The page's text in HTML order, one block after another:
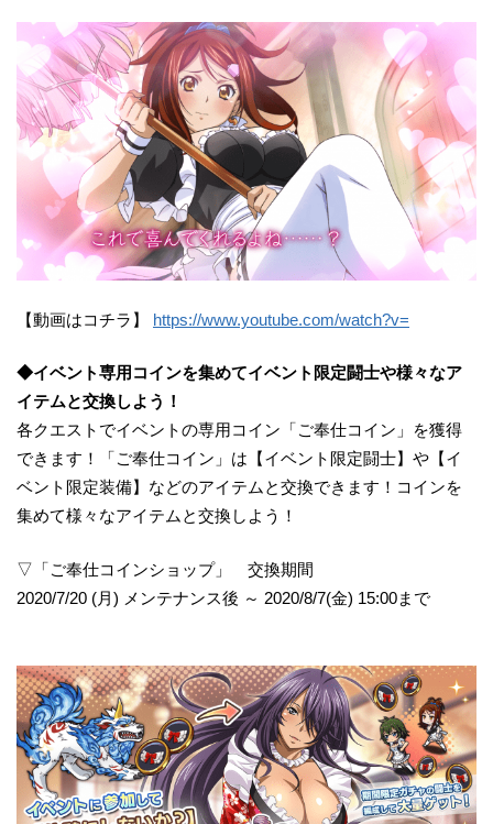
【動画はコチラ】 https://www.youtube.com/watch?v=
◆イベント専用コインを集めてイベント限定闘士や様々なア
イテムと交換しよう！
各クエストでイベントの専用コイン「ご奉仕コイン」を獲得
できます！「ご奉仕コイン」は【イベント限定闘士】や【イ
ベント限定装備】などのアイテムと交換できます！コインを
集めて様々なアイテムと交換しよう！
▽「ご奉仕コインショップ」 交換期間
2020/7/20 (月) メンテナンス後 ～ 2020/8/7(金) 15:00まで